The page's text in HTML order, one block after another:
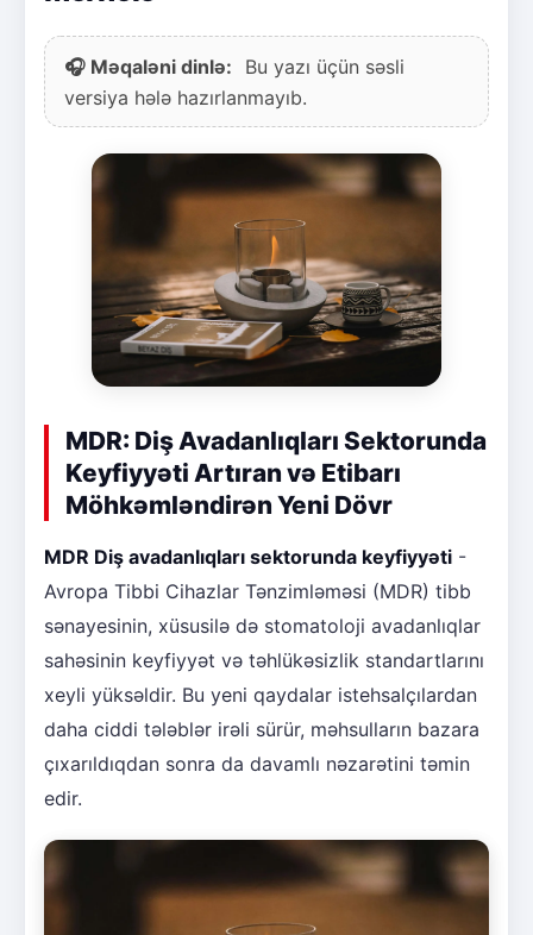
🎧 Məqaləni dinlə:
Bu yazı üçün səsli
versiya hələ hazırlanmayıb.
MDR: Diş Avadanlıqları Sektorunda
Keyfiyyəti Artıran və Etibarı
Möhkəmləndirən Yeni Dövr
MDR Diş avadanlıqları sektorunda keyfiyyəti -
Avropa Tibbi Cihazlar Tənzimləməsi (MDR) tibb
sənayesinin, xüsusilə də stomatoloji avadanlıqlar
sahəsinin keyfiyyət və təhlükəsizlik standartlarını
xeyli yüksəldir. Bu yeni qaydalar istehsalçılardan
daha ciddi tələblər irəli sürür, məhsulların bazara
çıxarıldıqdan sonra da davamlı nəzarətini təmin
edir.